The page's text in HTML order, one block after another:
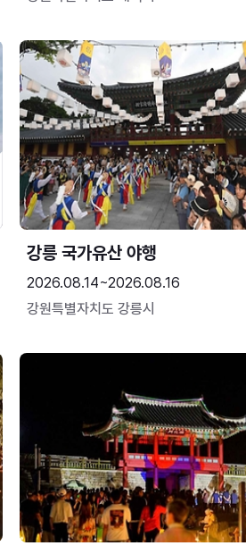
강릉 국가유산 야행
2026.08.14~2026.08.16
강원특별자치도 강릉시